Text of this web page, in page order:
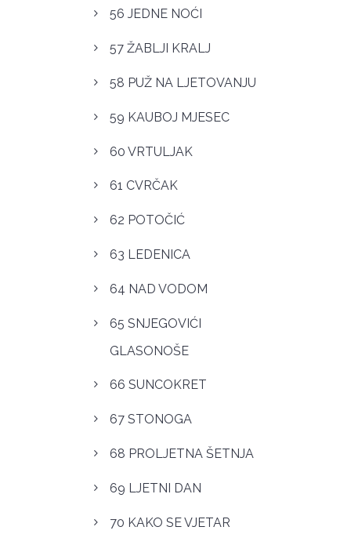
56 JEDNE NOĆI
57 ŽABLJI KRALJ
58 PUŽ NA LJETOVANJU
59 KAUBOJ MJESEC
60 VRTULJAK
61 CVRČAK
62 POTOČIĆ
63 LEDENICA
64 NAD VODOM
65 SNJEGOVIĆI
GLASONOŠE
66 SUNCOKRET
67 STONOGA
68 PROLJETNA ŠETNJA
69 LJETNI DAN
70 KAKO SE VJETAR